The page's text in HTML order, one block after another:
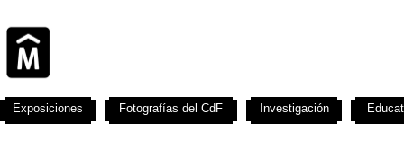
Exposiciones Fotografías del CdF Investigación